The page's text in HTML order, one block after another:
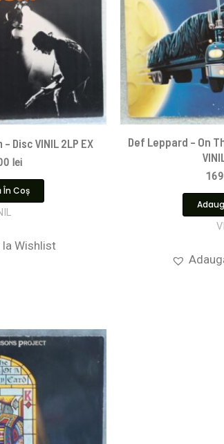
Disc VINIL 2LP EX
lei
În Coș
la Wishlist
Def Leppard – On